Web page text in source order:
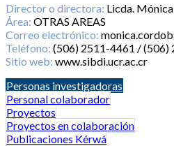
Director o directora: Licda.
Área: OTRAS AREAS
Correo electrónico:
Teléfono: (506) 2511-4461 / (506)
Sitio web: www.sibdi.ucr.ac.cr
Personas investigadoras
Personal colaborador
Proyectos
Proyectos en colaboración
Publicaciones Kérwá